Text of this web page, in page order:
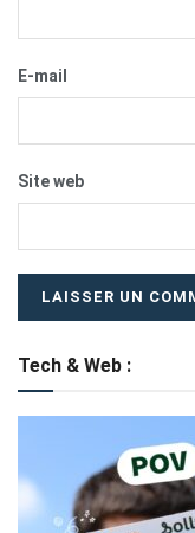
E-mail
Site web
Tech & Web :